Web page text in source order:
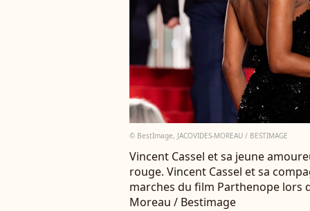
© BestImage, JACOVIDES-MOREAU / BESTIMAGE
Vincent Cassel et sa jeune
rouge. Vincent Cassel et sa
marches du film Parthenope lors
Moreau / Bestimage